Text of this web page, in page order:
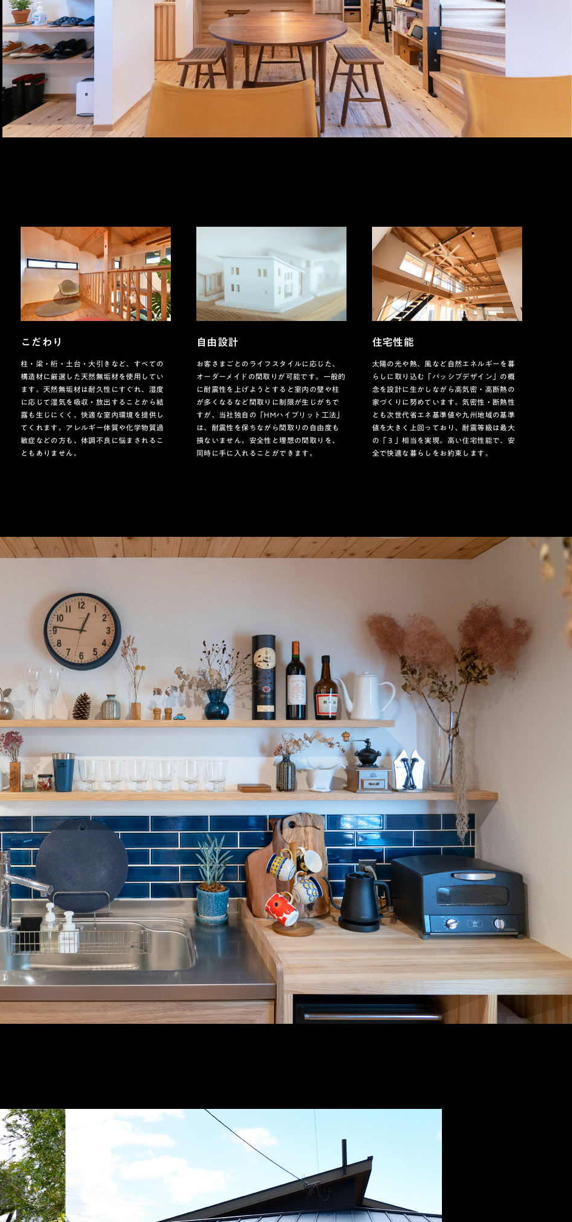
こだわり
柱・梁・桁・土台・大引きなど、すべての
構造材に厳選した天然無垢材を使用してい
ます。天然無垢材は耐久性にすぐれ、湿度
に応じて湿気を吸収・放出することから結
露も生じにくく、快適な室内環境を提供し
てくれます。アレルギー体質や化学物質過
敏症などの方も、体調不良に悩まされるこ
ともありません。
自由設計
お客さまごとのライフスタイルに応じた、
オーダーメイドの間取りが可能です。一般的
に耐震性を上げようとすると室内の壁や柱
が多くなるなど間取りに制限が生じがちで
すが、当社独自の「HMハイブリット工法」
は、耐震性を保ちながら間取りの自由度も
損ないません。安全性と理想の間取りを、
同時に手に入れることができます。
住宅性能
太陽の光や熱、風など自然エネルギーを暮
らしに取り込む「パッシブデザイン」の概
念を設計に生かしながら高気密・高断熱の
家づくりに努めています。気密性・断熱性
とも次世代省エネ基準値や九州地域の基準
値を大きく上回っており、耐震等級は最大
の「３」相当を実現。高い住宅性能で、安
全で快適な暮らしをお約束します。